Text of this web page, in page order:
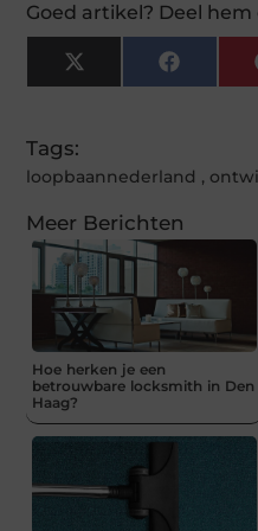
Goed artikel? Deel hem
X
(Twitter)
Tags:
loopbaannederland ,
Meer Berichten
Hoe herken je een
betrouwbare locksmith in Den
Haag?